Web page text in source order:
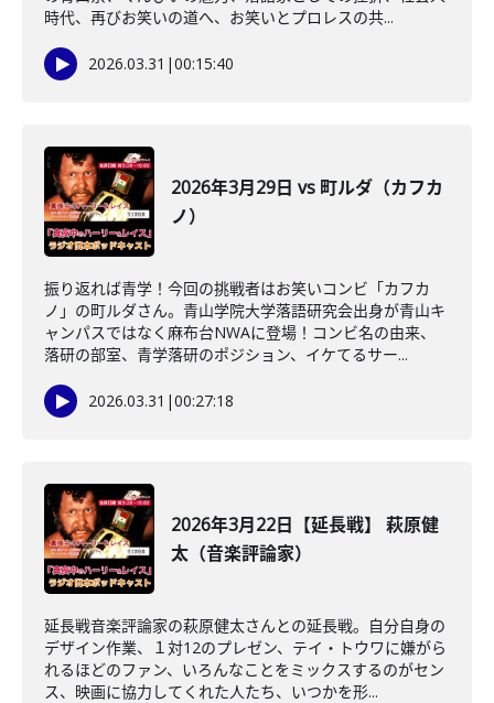
時代、再びお笑いの道へ、お笑いとプロレスの共...
2026.03.31 |00:15:40
2026年3月29日 vs 町ルダ（カフカ
ノ）
振り返れば青学！今回の挑戦者はお笑いコンビ「カフカ
ノ」の町ルダさん。青山学院大学落語研究会出身が青山キ
ャンパスではなく麻布台NWAに登場！コンビ名の由来、
落研の部室、青学落研のポジション、イケてるサー...
2026.03.31 |00:27:18
2026年3月22日【延長戦】 萩原健
太（音楽評論家）
延長戦音楽評論家の萩原健太さんとの延長戦。自分自身の
デザイン作業、１対12のプレゼン、テイ・トウワに嫌がら
れるほどのファン、いろんなことをミックスするのがセン
ス、映画に協力してくれた人たち、いつかを形...